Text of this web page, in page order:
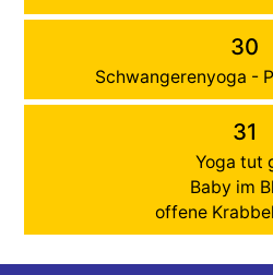
30
Schwangerenyoga -
31
Yoga tut
Baby im
offene